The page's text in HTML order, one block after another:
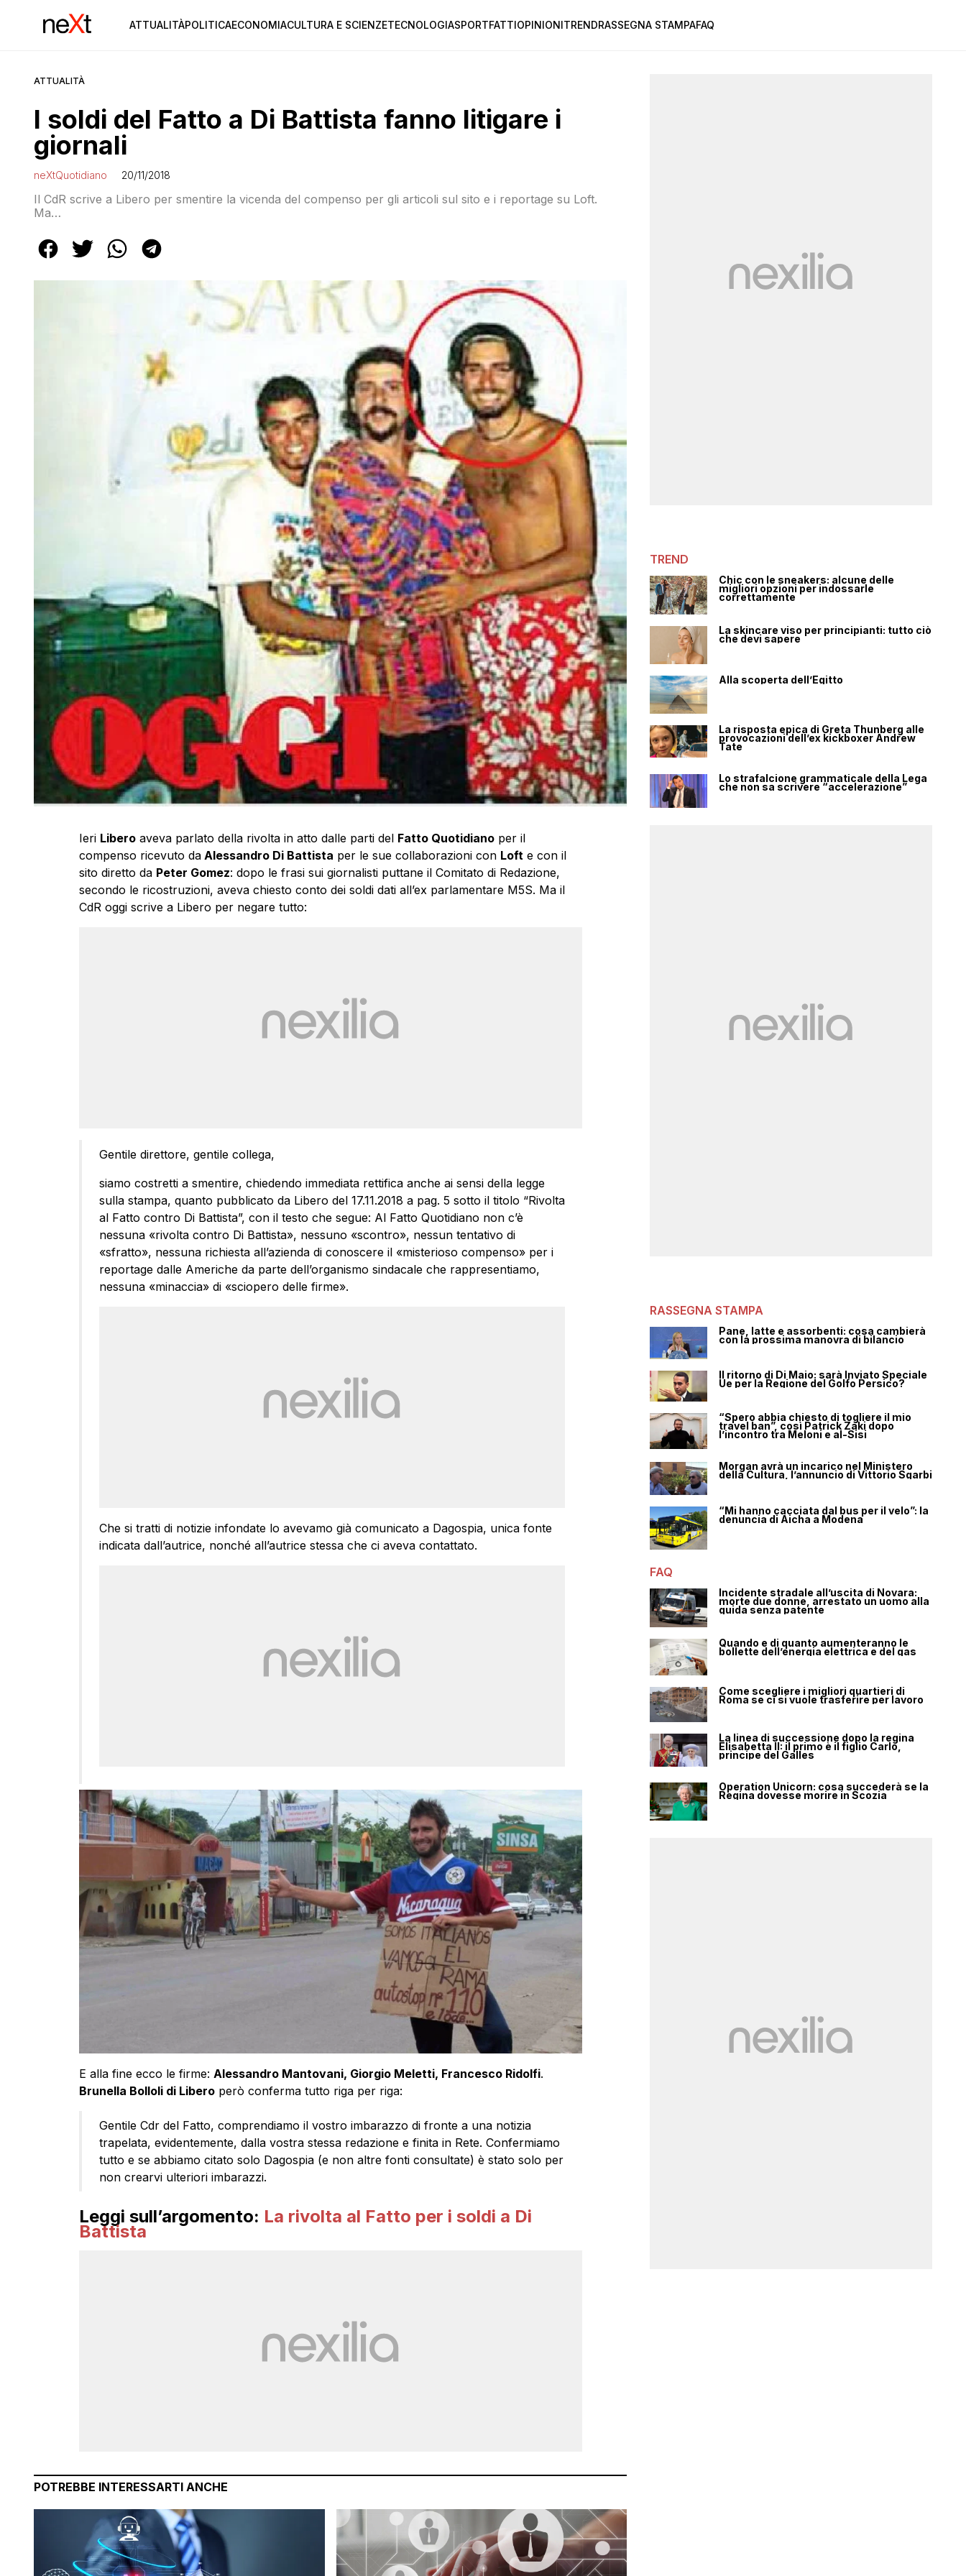
ATTUALITÀPOLITICAECONOMIACULTURA E SCIENZETECNOLOGIASPORTFATTIOPINIONITRENDRASSEGNA STAMPAFAQ
ATTUALITÀ
I soldi del Fatto a Di Battista fanno litigare i
giornali
neXtQuotidiano 20/11/2018
Il CdR scrive a Libero per smentire la vicenda del compenso per gli articoli sul sito e i reportage su Loft.
Ma…
Ieri Liberoaveva parlato della rivolta in atto dalle parti del Fatto Quotidianoper il
compenso ricevuto daAlessandro Di Battista per le sue collaborazioni con Loft e con il
sito diretto da Peter Gomez: dopo le frasi sui giornalisti puttane il Comitato di Redazione,
secondo le ricostruzioni, aveva chiesto conto dei soldi dati all’ex parlamentare M5S. Ma il
CdR oggi scrive a Libero per negare tutto:
Gentile direttore, gentile collega,
siamo costretti a smentire, chiedendo immediata rettifica anche ai sensi della legge
sulla stampa, quanto pubblicato da Libero del 17.11.2018 a pag. 5 sotto il titolo “Rivolta
al Fatto contro Di Battista”, con il testo che segue: Al Fatto Quotidiano non c’è
nessuna «rivolta contro Di Battista», nessuno «scontro», nessun tentativo di
«sfratto», nessuna richiesta all’azienda di conoscere il «misterioso compenso» per i
reportage dalle Americhe da parte dell’organismo sindacale che rappresentiamo,
nessuna «minaccia» di «sciopero delle firme».
Che si tratti di notizie infondate lo avevamo già comunicato a Dagospia, unica fonte
indicata dall’autrice, nonché all’autrice stessa che ci aveva contattato.
E alla fine ecco le firme: Alessandro Mantovani, Giorgio Meletti, Francesco Ridolfi.
Brunella Bolloli di Liberoperò conferma tutto riga per riga:
Gentile Cdr del Fatto, comprendiamo il vostro imbarazzo di fronte a una notizia
trapelata, evidentemente, dalla vostra stessa redazione e finita in Rete. Confermiamo
tutto e se abbiamo citato solo Dagospia (e non altre fonti consultate) è stato solo per
non crearvi ulteriori imbarazzi.
Leggi sull’argomento: La rivolta al Fatto per i soldi a Di
Battista
POTREBBE INTERESSARTI ANCHE
TREND
Chic con le sneakers: alcune delle
migliori opzioni per indossarle
correttamente
La skincare viso per principianti: tutto ciò
che devi sapere
Alla scoperta dell’Egitto
La risposta epica di Greta Thunberg alle
provocazioni dell’ex kickboxer Andrew
Tate
Lo strafalcione grammaticale della Lega
che non sa scrivere “accelerazione”
RASSEGNA STAMPA
Pane, latte e assorbenti: cosa cambierà
con la prossima manovra di bilancio
Il ritorno di Di Maio: sarà Inviato Speciale
Ue per la Regione del Golfo Persico?
“Spero abbia chiesto di togliere il mio
travel ban”, così Patrick Zaki dopo
l’incontro tra Meloni e al-Sisi
Morgan avrà un incarico nel Ministero
della Cultura, l’annuncio di Vittorio Sgarbi
“Mi hanno cacciata dal bus per il velo”: la
denuncia di Aicha a Modena
FAQ
Incidente stradale all’uscita di Novara:
morte due donne, arrestato un uomo alla
guida senza patente
Quando e di quanto aumenteranno le
bollette dell’energia elettrica e del gas
Come scegliere i migliori quartieri di
Roma se ci si vuole trasferire per lavoro
La linea di successione dopo la regina
Elisabetta II: il primo è il figlio Carlo,
principe del Galles
Operation Unicorn: cosa succederà se la
Regina dovesse morire in Scozia